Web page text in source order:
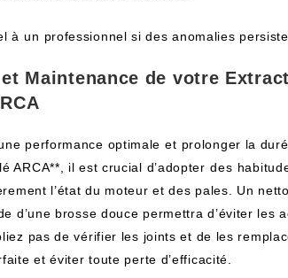
à⁢ un professionnel si des anomalies
Maintenance de​ votre
performance optimale et⁢ prolonger la
ARCA**, il est crucial d’adopter ⁤des⁤
l’état​ du​ moteur et des pales. Un
d’une‍ brosse douce permettra d’éviter
pas de vérifier les joints et de les
et éviter toute perte d’efficacité.